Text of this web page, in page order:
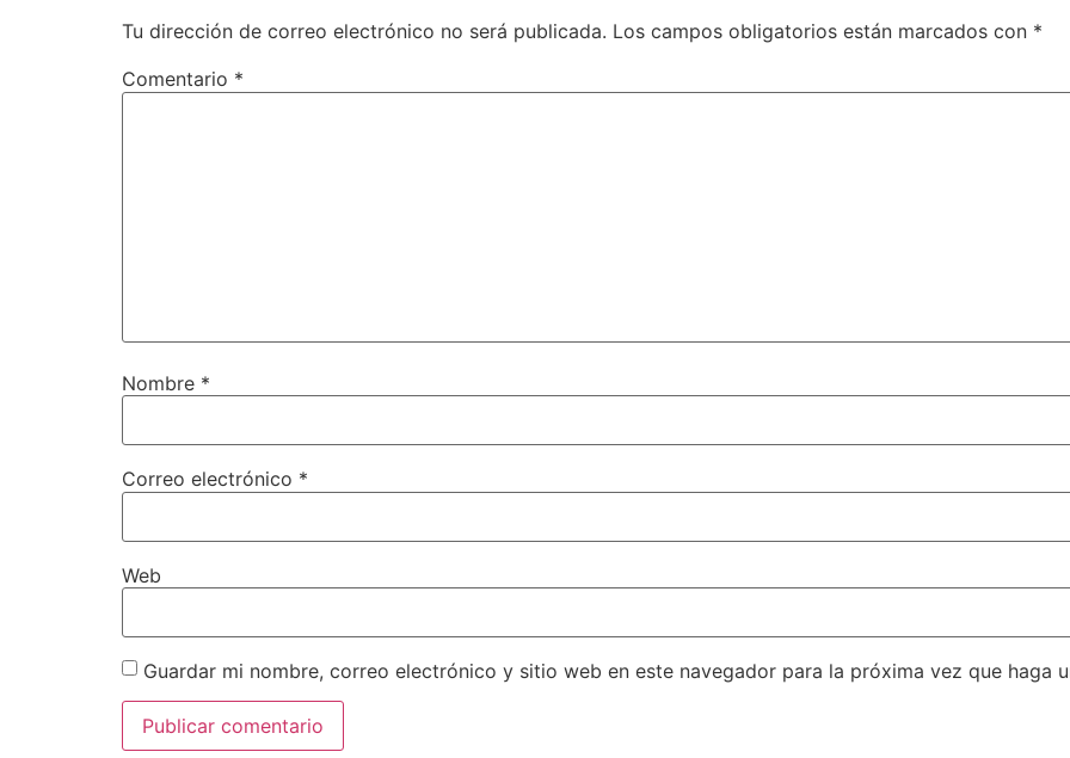
Tu dirección de correo electrónico no será publicada. Los campos obligatorios están marcados con *
Comentario *
Nombre *
Correo electrónico *
Web
Guardar mi nombre, correo electrónico y sitio web en este navegador para la próxima vez que haga